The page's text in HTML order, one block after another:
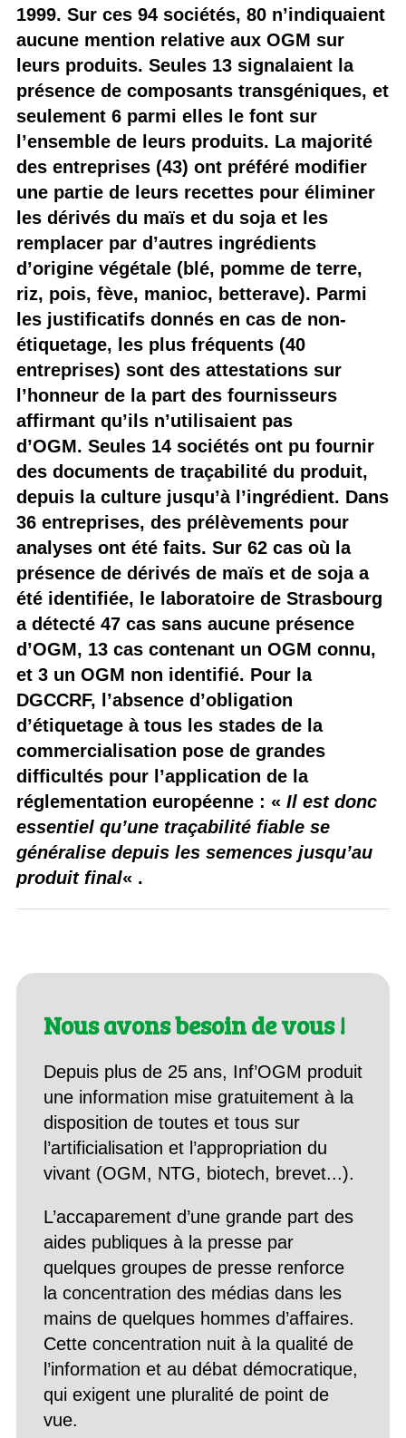
1999. Sur ces 94 sociétés, 80 n’indiquaient
aucune mention relative aux OGM sur
leurs produits. Seules 13 signalaient la
présence de composants transgéniques, et
seulement 6 parmi elles le font sur
l’ensemble de leurs produits. La majorité
des entreprises (43) ont préféré modifier
une partie de leurs recettes pour éliminer
les dérivés du maïs et du soja et les
remplacer par d’autres ingrédients
d’origine végétale (blé, pomme de terre,
riz, pois, fève, manioc, betterave). Parmi
les justificatifs donnés en cas de non-
étiquetage, les plus fréquents (40
entreprises) sont des attestations sur
l’honneur de la part des fournisseurs
affirmant qu’ils n’utilisaient pas
d’OGM. Seules 14 sociétés ont pu fournir
des documents de traçabilité du produit,
depuis la culture jusqu’à l’ingrédient. Dans
36 entreprises, des prélèvements pour
analyses ont été faits. Sur 62 cas où la
présence de dérivés de maïs et de soja a
été identifiée, le laboratoire de Strasbourg
a détecté 47 cas sans aucune présence
d’OGM, 13 cas contenant un OGM connu,
et 3 un OGM non identifié. Pour la
DGCCRF, l’absence d’obligation
d’étiquetage à tous les stades de la
commercialisation pose de grandes
difficultés pour l’application de la
réglementation européenne : « Il est donc
essentiel qu’une traçabilité fiable se
généralise depuis les semences jusqu’au
produit final« .
Nous avons besoin de vous !
Depuis plus de 25 ans, Inf’OGM produit
une information mise gratuitement à la
disposition de toutes et tous sur
l’artificialisation et l’appropriation du
vivant (OGM, NTG, biotech, brevet...).
L’accaparement d’une grande part des
aides publiques à la presse par
quelques groupes de presse renforce
la concentration des médias dans les
mains de quelques hommes d’affaires.
Cette concentration nuit à la qualité de
l’information et au débat démocratique,
qui exigent une pluralité de point de
vue.